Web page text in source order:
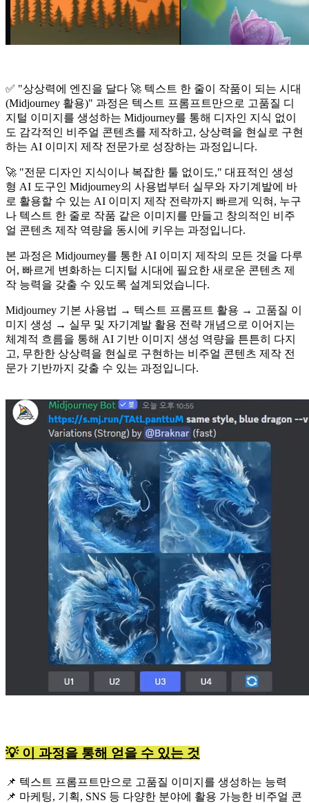
✅ "상상력에 엔진을 달다 🚀 텍스트 한 줄이 작품이 되는 시대
(Midjourney 활용)" 과정은 텍스트 프롬프트만으로 고품질 디
지털 이미지를 생성하는 Midjourney를 통해 디자인 지식 없이
도 감각적인 비주얼 콘텐츠를 제작하고, 상상력을 현실로 구현
하는 AI 이미지 제작 전문가로 성장하는 과정입니다.
🚀 "전문 디자인 지식이나 복잡한 툴 없이도," 대표적인 생성
형 AI 도구인 Midjourney의 사용법부터 실무와 자기계발에 바
로 활용할 수 있는 AI 이미지 제작 전략까지 빠르게 익혀, 누구
나 텍스트 한 줄로 작품 같은 이미지를 만들고 창의적인 비주
얼 콘텐츠 제작 역량을 동시에 키우는 과정입니다.
본 과정은 Midjourney를 통한 AI 이미지 제작의 모든 것을 다루
어, 빠르게 변화하는 디지털 시대에 필요한 새로운 콘텐츠 제
작 능력을 갖출 수 있도록 설계되었습니다.
Midjourney 기본 사용법 → 텍스트 프롬프트 활용 → 고품질 이
미지 생성 → 실무 및 자기계발 활용 전략 개념으로 이어지는
체계적 흐름을 통해 AI 기반 이미지 생성 역량을 튼튼히 다지
고, 무한한 상상력을 현실로 구현하는 비주얼 콘텐츠 제작 전
문가 기반까지 갖출 수 있는 과정입니다.
💡 이 과정을 통해 얻을 수 있는 것
📌 텍스트 프롬프트만으로 고품질 이미지를 생성하는 능력
📌 마케팅, 기획, SNS 등 다양한 분야에 활용 가능한 비주얼 콘